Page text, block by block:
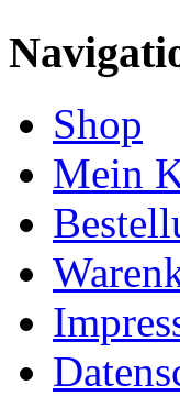
Shop
Mein